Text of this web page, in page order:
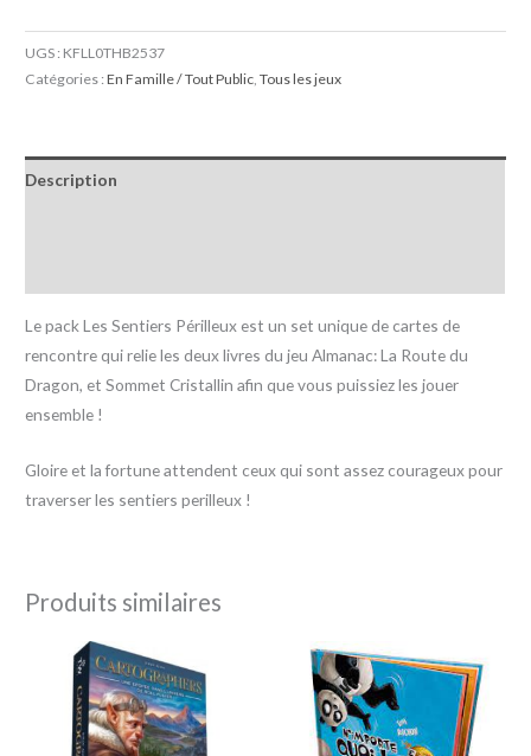
UGS : KFLL0THB2537
Catégories :En Famille / Tout Public ,Tous les jeux
Description
Le pack Les Sentiers Périlleux est un set unique de cartes de
rencontre qui relie les deux livres du jeu Almanac: La Route du
Dragon, et Sommet Cristallin afin que vous puissiez les jouer
ensemble !
Gloire et la fortune attendent ceux qui sont assez courageux pour
traverser les sentiers perilleux !
Produits similaires